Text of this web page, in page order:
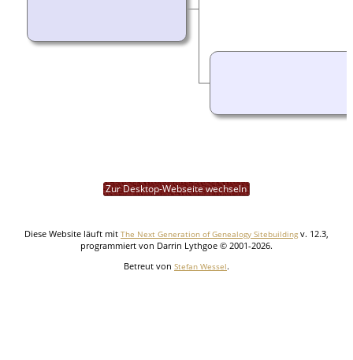
Zur Desktop-Webseite wechseln
Diese Website läuft mit The Next Generation of Genealogy Sitebuilding v. 12.3,
programmiert von Darrin Lythgoe © 2001-2026.
Betreut von Stefan Wessel.